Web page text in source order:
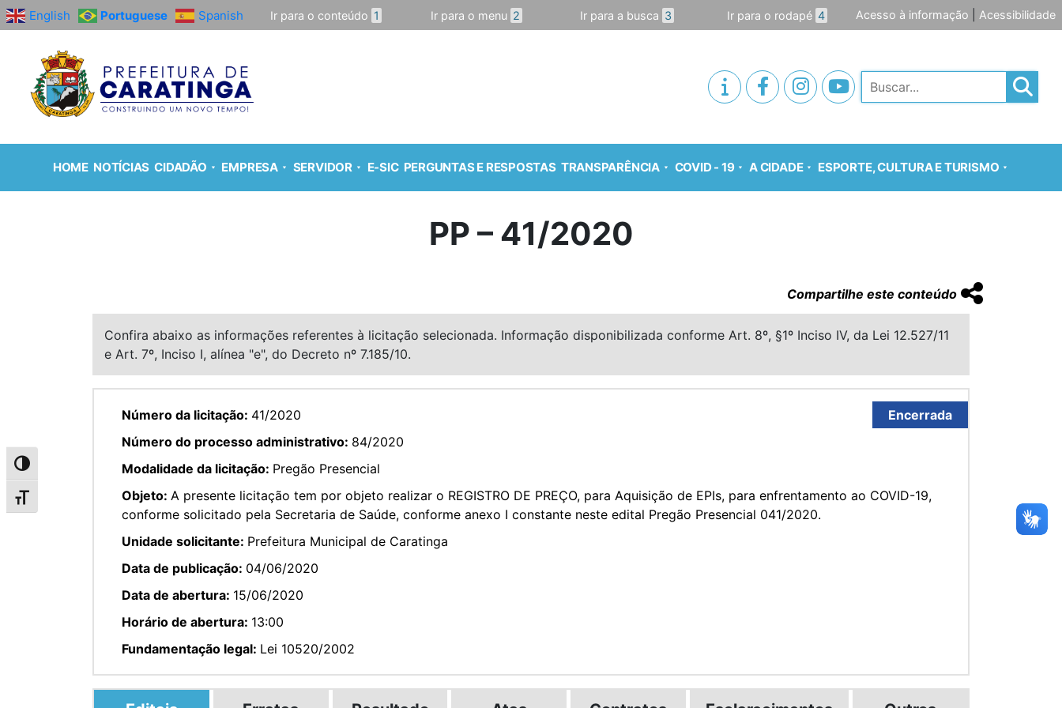
Alternar alto contraste
Alternar tamanho da fonte
English Portuguese Spanish Ir para o conteúdo 1 Ir para o menu 2 Ir para a busca 3 Ir para o rodapé 4 Acesso à informação Acessibilidade
Pesquisar
HOME NOTÍCIAS CIDADÃO EMPRESA SERVIDOR E-SIC PERGUNTAS E RESPOSTAS TRANSPARÊNCIA COVID - 19 A CIDADE ESPORTE, CULTURA E TURISMO
PP – 41/2020
Compartilhe este conteúdo
Confira abaixo as informações referentes à licitação selecionada. Informação disponibilizada conforme Art. 8º, §1º Inciso IV, da Lei 12.527/11
e Art. 7º, Inciso I, alínea "e", do Decreto nº 7.185/10.
Encerrada
Número da licitação: 41/2020
Número do processo administrativo: 84/2020
Modalidade da licitação: Pregão Presencial
Objeto: A presente licitação tem por objeto realizar o REGISTRO DE PREÇO, para Aquisição de EPIs, para enfrentamento ao COVID-19,
conforme solicitado pela Secretaria de Saúde, conforme anexo I constante neste edital Pregão Presencial 041/2020.
Unidade solicitante: Prefeitura Municipal de Caratinga
Data de publicação: 04/06/2020
Data de abertura: 15/06/2020
Horário de abertura: 13:00
Fundamentação legal: Lei 10520/2002